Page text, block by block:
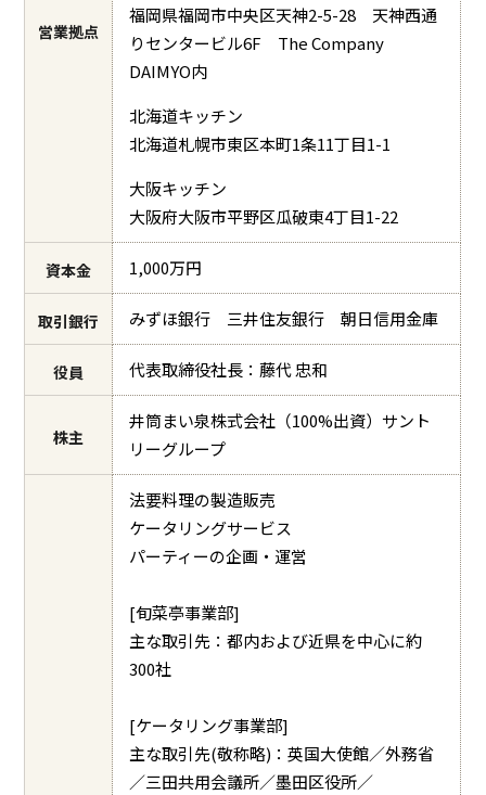
営業拠点
福岡県福岡市中央区天神2-5-28 天神西通
りセンタービル6F The Company
DAIMYO内
北海道キッチン
北海道札幌市東区本町1条11丁目1-1
大阪キッチン
大阪府大阪市平野区瓜破東4丁目1-22
資本金 1,000万円
取引銀行 みずほ銀行 三井住友銀行 朝日信用金庫
役員 代表取締役社長：藤代 忠和
株主
井筒まい泉株式会社（100%出資）サント
リーグループ
法要料理の製造販売
ケータリングサービス
パーティーの企画・運営
[旬菜亭事業部]
主な取引先：都内および近県を中心に約
300社
[ケータリング事業部]
主な取引先(敬称略)：英国大使館／外務省
／三田共用会議所／墨田区役所／